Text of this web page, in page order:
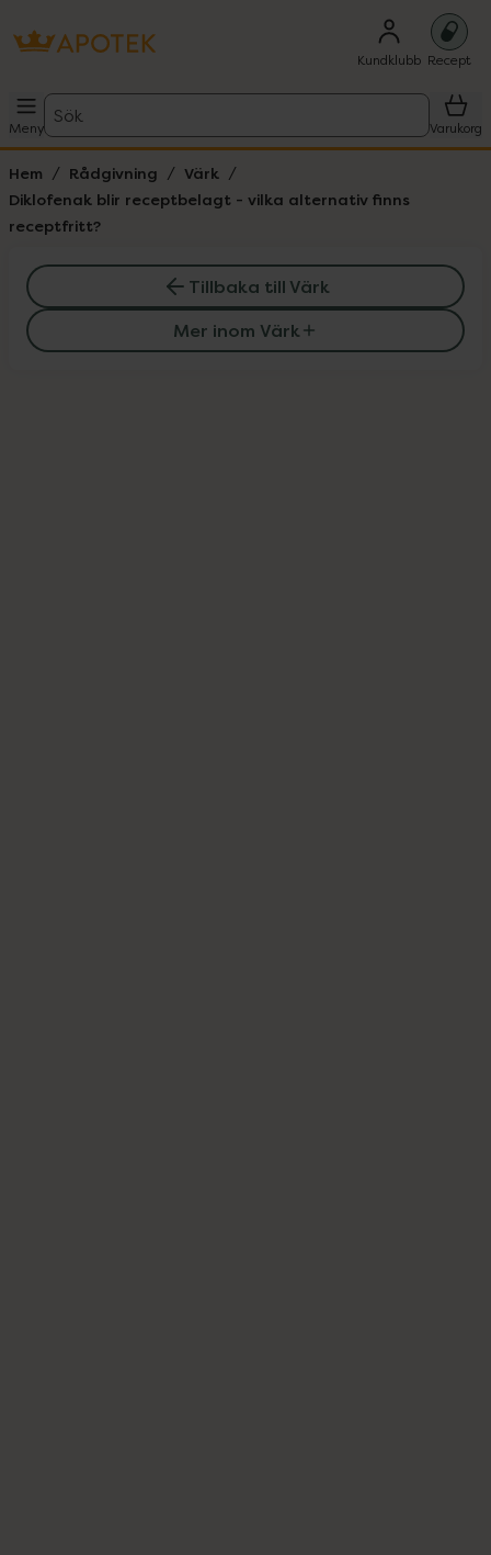
Kundklubb Recept
Meny
Sök
Varukorg
Hem Rådgivning
Värk
Diklofenak blir receptbelagt - vilka alternativ finns
receptfritt?
Tillbaka till Värk
Mer inom Värk